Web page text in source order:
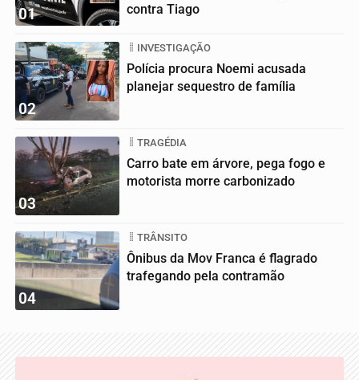
01
contra Tiago
02
INVESTIGAÇÃO
Polícia procura Noemi acusada
planejar sequestro de família
03
TRAGÉDIA
Carro bate em árvore, pega fogo e
motorista morre carbonizado
04
TRÂNSITO
Ônibus da Mov Franca é flagrado
trafegando pela contramão